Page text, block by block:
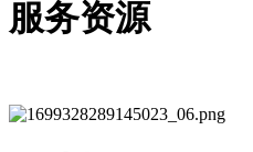
服务资源